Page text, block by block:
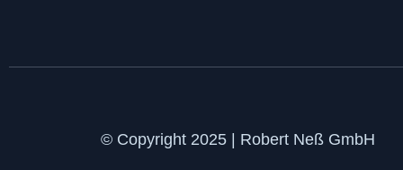
© Copyright 2025 | Robert Neß GmbH